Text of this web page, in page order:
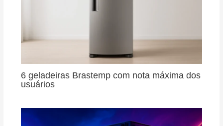
6 geladeiras Brastemp com nota máxima dos
usuários